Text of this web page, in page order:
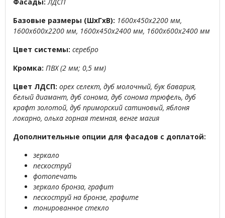
Базовые размеры (ШхГхВ): 1600х450х2200 мм,
1600х600х2200 мм, 1600х450х2400 мм, 1600х600х2400 мм
Цвет системы: серебро
Кромка: ПВХ (2 мм; 0,5 мм)
Цвет ЛДСП: орех селект, дуб молочный, бук бавария,
белый диамант, дуб сонома, дуб сонома трюфель, дуб
крафт золотой, дуб приморский сатиновый, яблоня
локарно, ольха горная темная, венге магия
Дополнительные опции для фасадов с доплатой:
зеркало
пескоструй
фотопечать
зеркало бронза, графит
пескоструй на бронзе, графите
тонированное стекло